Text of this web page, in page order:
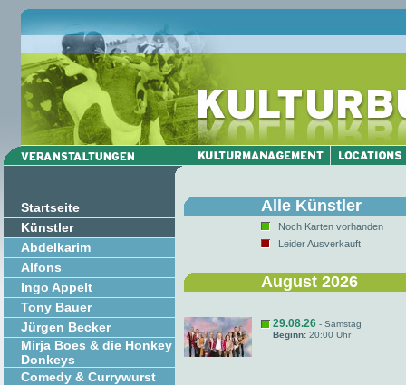
Startseite
Künstler
Abdelkarim
Alfons
Ingo Appelt
Tony Bauer
Jürgen Becker
Mirja Boes & die Honkey
Donkeys
Comedy & Currywurst
Alle Künstler
Noch Karten vorhanden
Leider Ausverkauft
August 2026
29.08.26 - Samstag
Beginn: 20:00 Uhr